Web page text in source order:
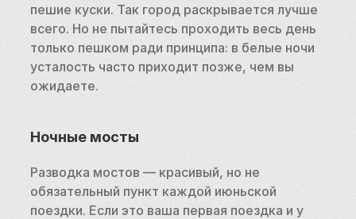
пешие куски. Так город раскрывается лучше
всего. Но не пытайтесь проходить весь день
только пешком ради принципа: в белые ночи
усталость часто приходит позже, чем вы
ожидаете.
Ночные мосты
Разводка мостов — красивый, но не
обязательный пункт каждой июньской
поездки. Если это ваша первая поездка и у